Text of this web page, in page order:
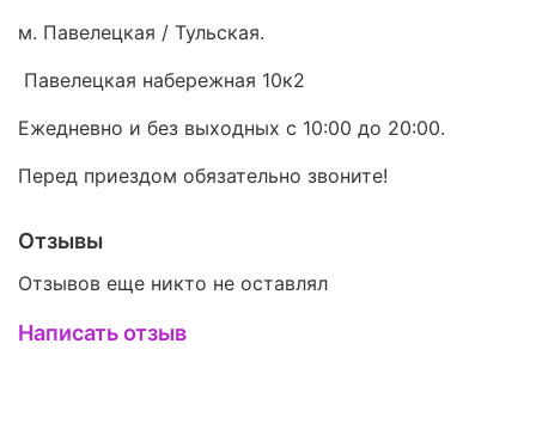
м. Павелецкая / Тульская.
Павелецкая набережная 10к2
Ежедневно и без выходных с 10:00 до 20:00.
Перед приездом обязательно звоните!
Отзывы
Отзывов еще никто не оставлял
Написать отзыв